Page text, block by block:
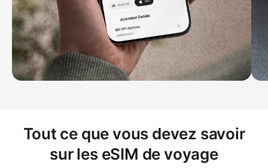
Tout ce que vous devez savoir
sur les eSIM de voyage